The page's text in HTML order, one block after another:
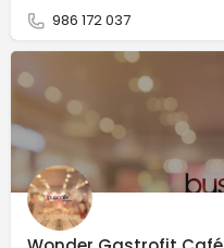
986 172 037